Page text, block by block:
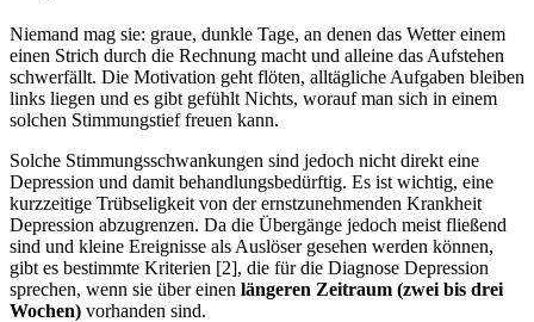
Niemand mag sie: graue, dunkle Tage, an denen das Wetter einem
einen Strich durch die Rechnung macht und alleine das Aufstehen
schwerfällt. Die Motivation geht flöten, alltägliche Aufgaben bleiben
links liegen und es gibt gefühlt Nichts, worauf man sich in einem
solchen Stimmungstief freuen kann.
Solche Stimmungsschwankungen sind jedoch nicht direkt eine
Depression und damit behandlungsbedürftig. Es ist wichtig, eine
kurzzeitige Trübseligkeit von der ernstzunehmenden Krankheit
Depression abzugrenzen. Da die Übergänge jedoch meist fließend
sind und kleine Ereignisse als Auslöser gesehen werden können,
gibt es bestimmte Kriterien [2], die für die Diagnose Depression
sprechen, wenn sie über einen längeren Zeitraum (zwei bis drei
Wochen) vorhanden sind.